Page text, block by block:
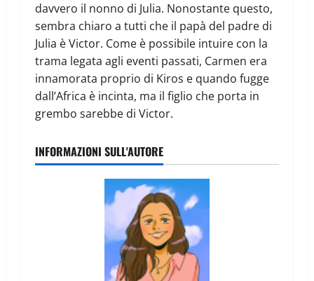
davvero il nonno di Julia. Nonostante questo,
sembra chiaro a tutti che il papà del padre di
Julia è Victor. Come è possibile intuire con la
trama legata agli eventi passati, Carmen era
innamorata proprio di Kiros e quando fugge
dall’Africa è incinta, ma il figlio che porta in
grembo sarebbe di Victor.
INFORMAZIONI SULL'AUTORE